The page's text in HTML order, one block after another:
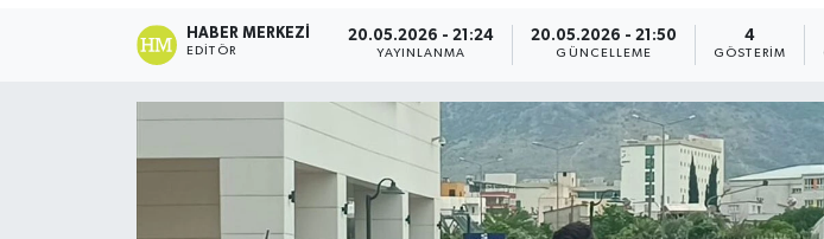
HABER MERKEZI
EDITÖR
20.05.2026 - 21:24
YAYINLANMA
20.05.2026 - 21:50
GÜNCELLEME
4
GÖSTERIM